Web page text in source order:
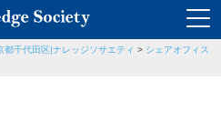
千代田区|ナレッジソサエティ > シェアオフィス